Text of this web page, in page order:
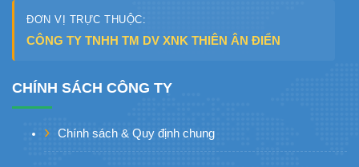
ĐƠN VỊ TRỰC THUỘC:
CÔNG TY TNHH TM DV XNK THIÊN ÂN ĐIỂN
CHÍNH SÁCH CÔNG TY
Chính sách & Quy định chung